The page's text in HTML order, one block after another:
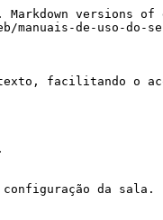
versions of
de-uso-do-
facilitando o
da sala.